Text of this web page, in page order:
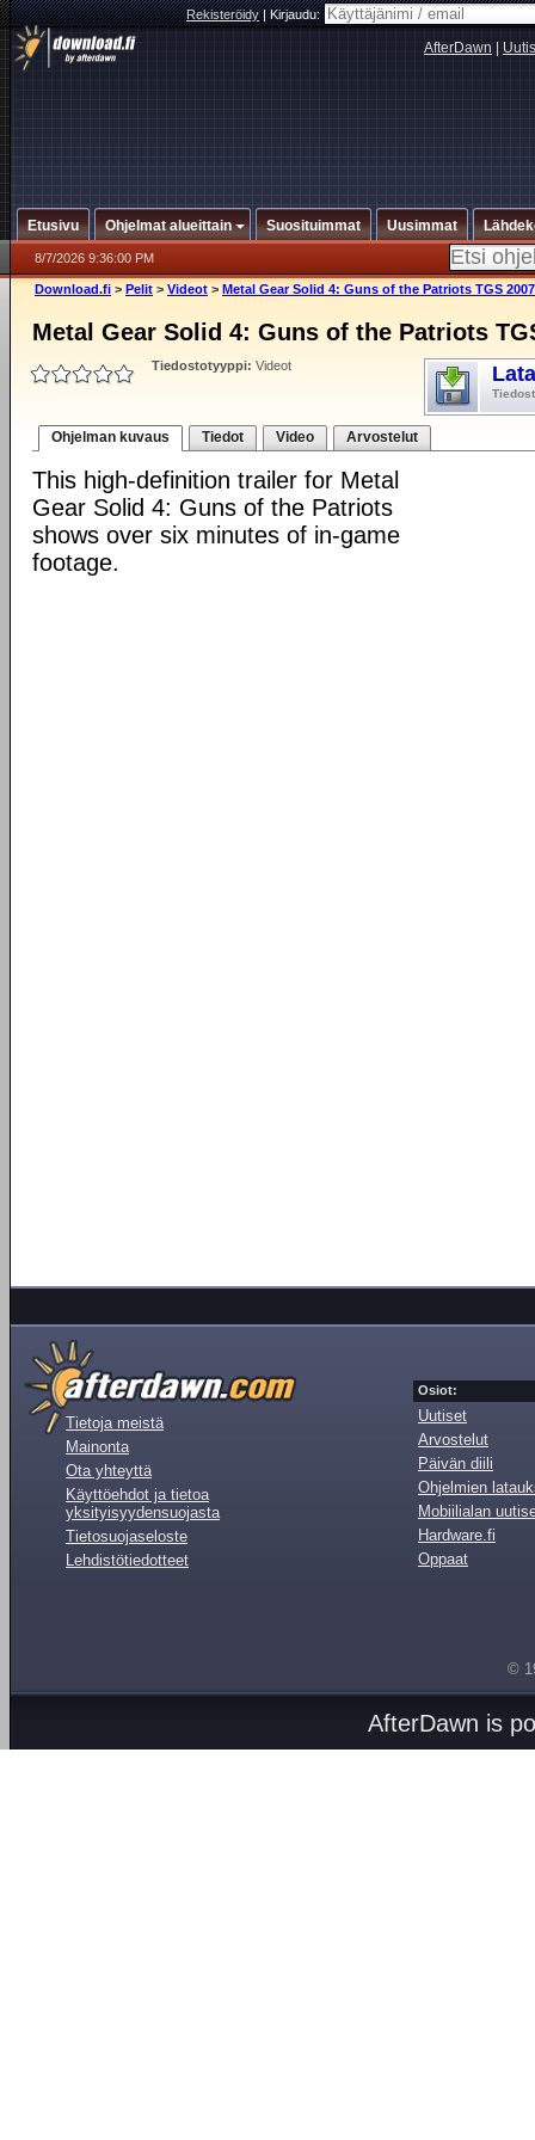
Rekisteröidy|Kirjaudu:
AfterDawn
Etusivu Ohjelmat alueittain Suosituimmat Uusimmat
8/7/2026 9:36:00 PM
Download.fi > Pelit > Videot > Metal Gear Solid 4: Guns of the Patriots TGS
Metal Gear Solid 4: Guns of the Patriots
Tiedostotyyppi: Videot
Ohjelman kuvaus Tiedot Video Arvostelut
This high-definition trailer for Metal
Gear Solid 4: Guns of the Patriots
shows over six minutes of in-game
footage.
Tietoja meistä
Mainonta
Ota yhteyttä
Käyttöehdot ja tietoa
yksityisyydensuojasta
Tietosuojaseloste
Lehdistötiedotteet
Osiot:
Uutiset
Arvostelut
Päivän diili
Ohjelmien
Mobiilialan
Hardware.fi
Oppaat
©
AfterDawn is